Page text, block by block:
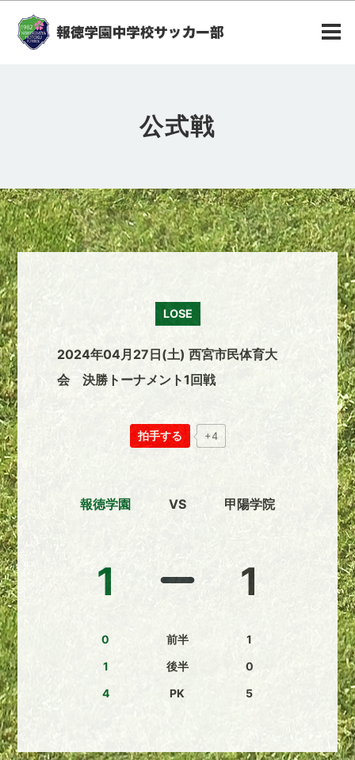
公式戦
LOSE
2024年04月27日(土) 西宮市民体育大
会 決勝トーナメント1回戦
拍手する +4
報徳学園
1
0
1
4
VS
前半
後半
PK
甲陽学院
1
1
0
5